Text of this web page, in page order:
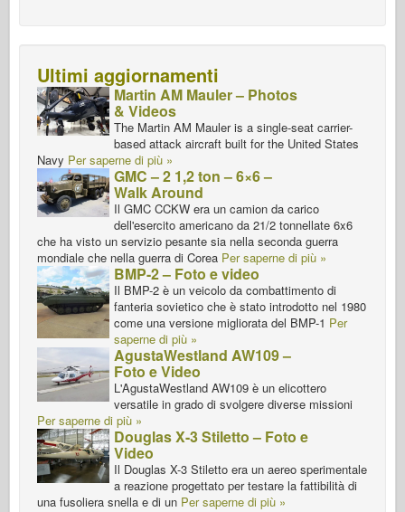
Ultimi aggiornamenti
Martin AM Mauler – Photos
& Videos
The Martin AM Mauler is a single-seat carrier-
based attack aircraft built for the United States
Navy Per saperne di più »
GMC – 2 1,2 ton – 6×6 –
Walk Around
Il GMC CCKW era un camion da carico
dell'esercito americano da 21/2 tonnellate 6x6
che ha visto un servizio pesante sia nella seconda guerra
mondiale che nella guerra di Corea Per saperne di più »
BMP-2 – Foto e video
Il BMP-2 è un veicolo da combattimento di
fanteria sovietico che è stato introdotto nel 1980
come una versione migliorata del BMP-1 Per
saperne di più »
AgustaWestland AW109 –
Foto e Video
L'AgustaWestland AW109 è un elicottero
versatile in grado di svolgere diverse missioni
Per saperne di più »
Douglas X-3 Stiletto – Foto e
Video
Il Douglas X-3 Stiletto era un aereo sperimentale
a reazione progettato per testare la fattibilità di
una fusoliera snella e di un Per saperne di più »